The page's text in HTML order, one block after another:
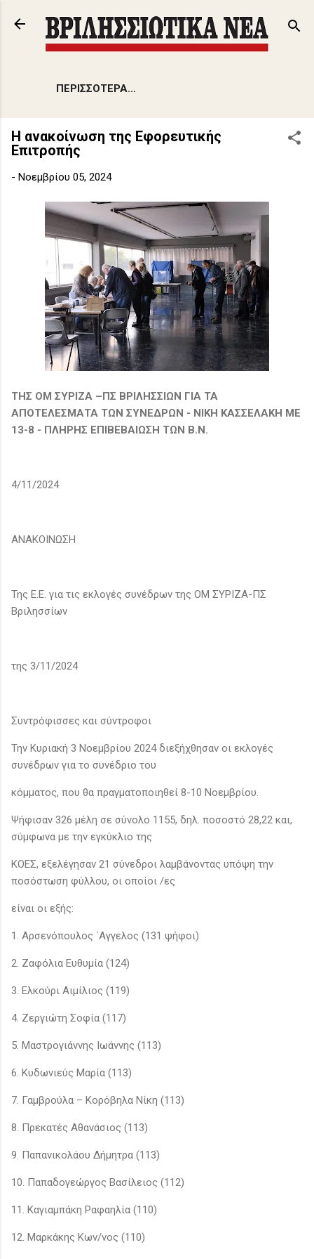
Μετάβαση στο κύριο περιεχόμενο
ΠΕΡΙΣΣΌΤΕΡΑ…
Η ανακοίνωση της Εφορευτικής
Επιτροπής
- Νοεμβρίου 05, 2024
ΤΗΣ ΟΜ ΣΥΡΙΖΑ –ΠΣ ΒΡΙΛΗΣΣΙΩΝ ΓΙΑ ΤΑ
ΑΠΟΤΕΛΕΣΜΑΤΑ ΤΩΝ ΣΥΝΕΔΡΩΝ - ΝΙΚΗ ΚΑΣΣΕΛΑΚΗ ΜΕ
13-8 - ΠΛΗΡΗΣ ΕΠΙΒΕΒΑΙΩΣΗ ΤΩΝ Β.Ν.
4/11/2024
ΑΝΑΚΟΙΝΩΣΗ
Της Ε.Ε. για τις εκλογές συνέδρων της ΟΜ ΣΥΡΙΖΑ-ΠΣ
Βριλησσίων
της 3/11/2024
Συντρόφισσες και σύντροφοι
Την Κυριακή 3 Νοεμβρίου 2024 διεξήχθησαν οι εκλογές
συνέδρων για το συνέδριο του
κόμματος, που θα πραγματοποιηθεί 8-10 Νοεμβρίου.
Ψήφισαν 326 μέλη σε σύνολο 1155, δηλ. ποσοστό 28,22 και,
σύμφωνα με την εγκύκλιο της
ΚΟΕΣ, εξελέγησαν 21 σύνεδροι λαμβάνοντας υπόψη την
ποσόστωση φύλλου, οι οποίοι /ες
είναι οι εξής:
1. Αρσενόπουλος ΄Αγγελος (131 ψήφοι)
2. Ζαφόλια Ευθυμία (124)
3. Ελκούρι Αιμίλιος (119)
4. Ζεργιώτη Σοφία (117)
5. Μαστρογιάννης Ιωάννης (113)
6. Κυδωνιεύς Μαρία (113)
7. Γαμβρούλα – Κορόβηλα Νίκη (113)
8. Πρεκατές Αθανάσιος (113)
9. Παπανικολάου Δήμητρα (113)
10. Παπαδογεώργος Βασίλειος (112)
11. Καγιαμπάκη Ραφαηλία (110)
12. Μαρκάκης Κων/νος (110)